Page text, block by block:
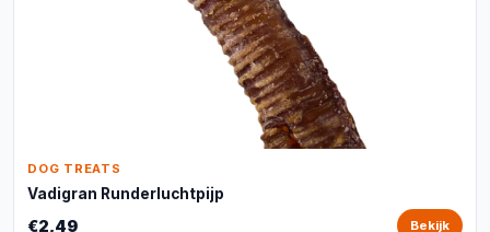
DOG TREATS
Vadigran Runderluchtpijp
€2,49 Bekijk